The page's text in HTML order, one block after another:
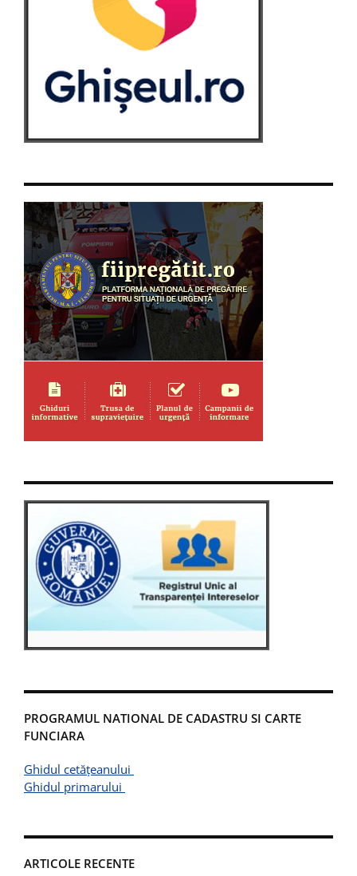
PROGRAMUL NATIONAL DE CADASTRU SI CARTE
FUNCIARA
Ghidul cetățeanului
Ghidul primarului
ARTICOLE RECENTE